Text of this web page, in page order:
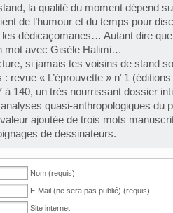
la qualité du moment dépend
de l’humour et du temps pour
dédicaçomanes… Autant dire que
mot avec Gisèle Halimi…
si jamais tes voisins de stand
revue « L’éprouvette » n°1 (éditions
à 140, un très nourrissant dossier
quasi-anthropologiques du
ajoutée de trois mots
de dessinateurs.
Nom (requis)
E-Mail (ne sera pas publié) (requis)
Site internet